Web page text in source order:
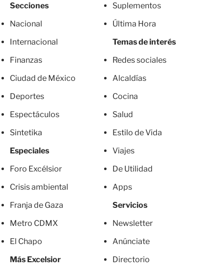
Secciones
Nacional
Internacional
Finanzas
Ciudad de México
Deportes
Espectáculos
Sintetika
Especiales
Foro Excélsior
Crisis ambiental
Franja de Gaza
Metro CDMX
El Chapo
Más Excelsior
Suplementos
Última Hora
Temas de interés
Redes sociales
Alcaldías
Cocina
Salud
Estilo de Vida
Viajes
De Utilidad
Apps
Servicios
Newsletter
Anúnciate
Directorio